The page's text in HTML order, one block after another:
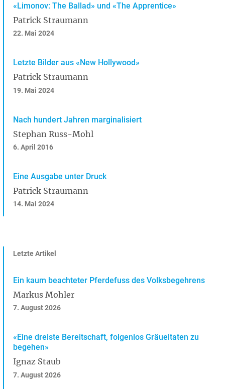
«Limonov: The Ballad» und «The Apprentice»
Patrick Straumann
22. Mai 2024
Letzte Bilder aus «New Hollywood»
Patrick Straumann
19. Mai 2024
Nach hundert Jahren marginalisiert
Stephan Russ-Mohl
6. April 2016
Eine Ausgabe unter Druck
Patrick Straumann
14. Mai 2024
Letzte Artikel
Ein kaum beachteter Pferdefuss des Volksbegehrens
Markus Mohler
7. August 2026
«Eine dreiste Bereitschaft, folgenlos Gräueltaten zu
begehen»
Ignaz Staub
7. August 2026